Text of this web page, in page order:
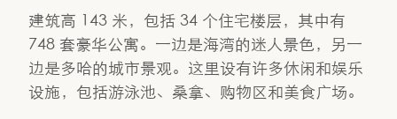
建筑高 143 米，包括 34 个住宅楼层，其中有
748 套豪华公寓。一边是海湾的迷人景色，另一
边是多哈的城市景观。这里设有许多休闲和娱乐
设施，包括游泳池、桑拿、购物区和美食广场。